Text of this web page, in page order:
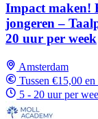
Impact maken!
jongeren –
20 uur per week
Amsterdam
Tussen €15,00
5 - 20 uur per